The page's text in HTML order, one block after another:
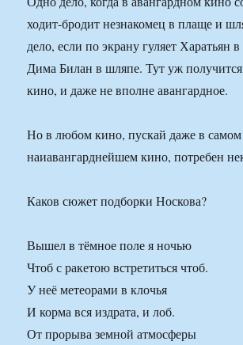
ходит-бродит незнакомец в плаще и
дело, если по экрану гуляет Харатьян
Дима Билан в шляпе. Тут уж
кино, и даже не вполне авангардное.
Но в любом кино, пускай даже в самом
наиавангарднейшем кино, потребен
Каков сюжет подборки Носкова?
Вышел в тёмное поле я ночью
Чтоб с ракетою встретиться чтоб.
У неё метеорами в клочья
И корма вся издрата, и лоб.
От прорыва земной атмосферы